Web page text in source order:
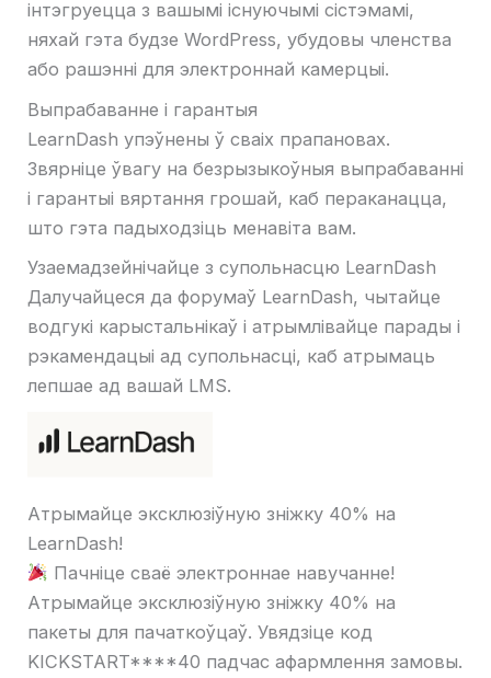
інтэгруецца з вашымі існуючымі сістэмамі,
няхай гэта будзе WordPress, убудовы членства
або рашэнні для электроннай камерцыі.
Выпрабаванне і гарантыя
LearnDash упэўнены ў сваіх прапановах.
Звярніце ўвагу на безрызыкоўныя выпрабаванні
і гарантыі вяртання грошай, каб пераканацца,
што гэта падыходзіць менавіта вам.
Узаемадзейнічайце з супольнасцю LearnDash
Далучайцеся да форумаў LearnDash, чытайце
водгукі карыстальнікаў і атрымлівайце парады і
рэкамендацыі ад супольнасці, каб атрымаць
лепшае ад вашай LMS.
Атрымайце эксклюзіўную зніжку 40% на
LearnDash!
Пачніце сваё электроннае навучанне!
Атрымайце эксклюзіўную зніжку 40% на
пакеты для пачаткоўцаў. Увядзіце код
KICKSTART****40 падчас афармлення замовы.